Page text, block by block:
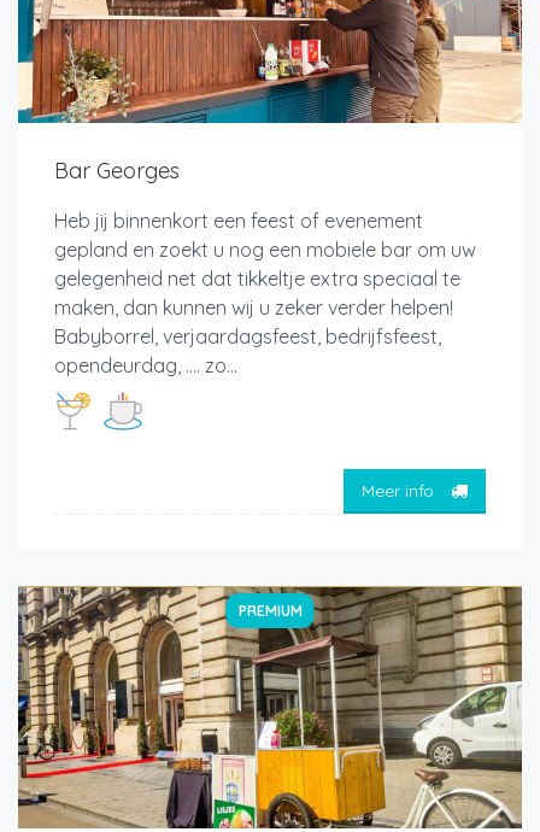
Bar Georges
Heb jij binnenkort een feest of evenement
gepland en zoekt u nog een mobiele bar om uw
gelegenheid net dat tikkeltje extra speciaal te
maken, dan kunnen wij u zeker verder helpen!
Babyborrel, verjaardagsfeest, bedrijfsfeest,
opendeurdag, …. zo...
Meer info
PREMIUM